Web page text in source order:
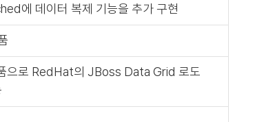
에 데이터 복제 기능을 추가 구현
으로 RedHat의 JBoss Data Grid 로도